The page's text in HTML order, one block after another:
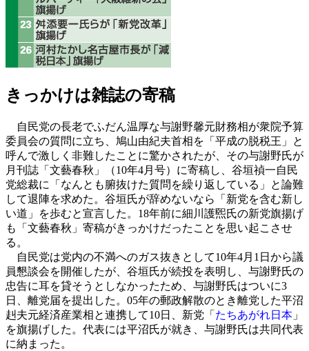
きっかけは雑誌の寄稿
自民党の長老でふだん温厚な与謝野馨元財務相が衆院予算
委員会の質問に立ち、鳩山由紀夫首相を「平成の脱税王」と
呼んで激しく非難したことに驚かされたが、その与謝野氏が
月刊誌「文藝春秋」（10年4月号）に寄稿し、谷垣禎一自民
党総裁に「なんとも腑抜けた質問を繰り返している」と論難
して退陣を求めた。谷垣氏が辞めないなら「新党を含む新し
い道」を歩むと宣言した。18年前に細川護煕氏の新党旗揚げ
も「文藝春秋」寄稿がきっかけだったことを思い起こさせ
る。
自民党は党内の不満へのガス抜きとして10年4月1日から議
員懇談会を開催したが、谷垣氏が続投を表明し、与謝野氏の
忠告に耳を貸そうとしなかったため、与謝野氏はついに3
日、離党届を提出した。05年の郵政解散のとき離党した平沼
赳夫元経済産業相と連携して10日、新党「 たちあがれ日本 」
を旗揚げした。代表には平沼氏が就き、与謝野氏は共同代表
に納まった。